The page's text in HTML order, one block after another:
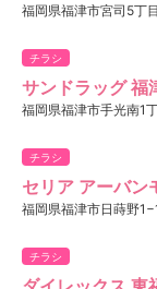
福岡県福津市宮司5丁
チラシ
サンドラッグ 福
福岡県福津市手光南1
チラシ
セリア アーバン
福岡県福津市日蒔野
チラシ